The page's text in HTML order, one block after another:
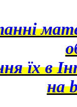
їх в
на